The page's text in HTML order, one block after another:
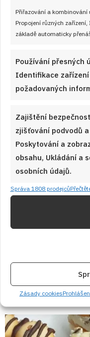
Přiřazování a kombinování
Propojení různých
základě automaticky
Používání přesných
Identifikace
požadovaných
Zajištění
zjišťování podvodů
Poskytování a
obsahu, Ukládání a
osobních údajů.
Správa 1808 prodejců
Zásady cookies
31. 1. 2025
Pomerančový
pro chladné
Prohlédněte si recept
Lahodný podzimní